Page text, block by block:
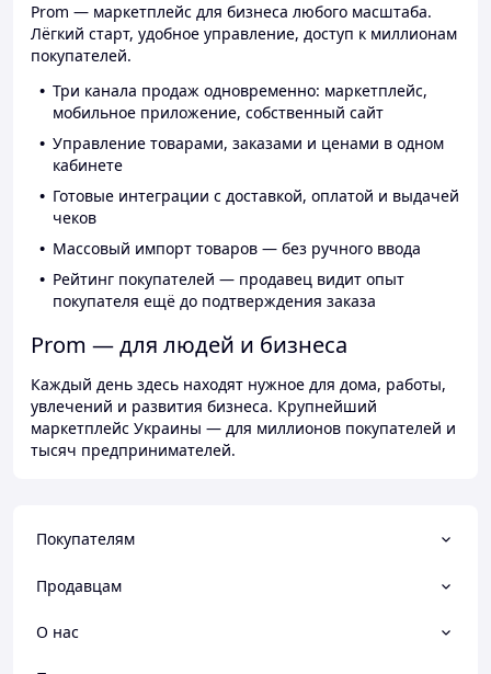
Prom — маркетплейс для бизнеса любого масштаба.
Лёгкий старт, удобное управление, доступ к миллионам
покупателей.
Три канала продаж одновременно: маркетплейс,
мобильное приложение, собственный сайт
Управление товарами, заказами и ценами в одном
кабинете
Готовые интеграции с доставкой, оплатой и выдачей
чеков
Массовый импорт товаров — без ручного ввода
Рейтинг покупателей — продавец видит опыт
покупателя ещё до подтверждения заказа
Prom — для людей и бизнеса
Каждый день здесь находят нужное для дома, работы,
увлечений и развития бизнеса. Крупнейший
маркетплейс Украины — для миллионов покупателей и
тысяч предпринимателей.
Покупателям
Продавцам
О нас